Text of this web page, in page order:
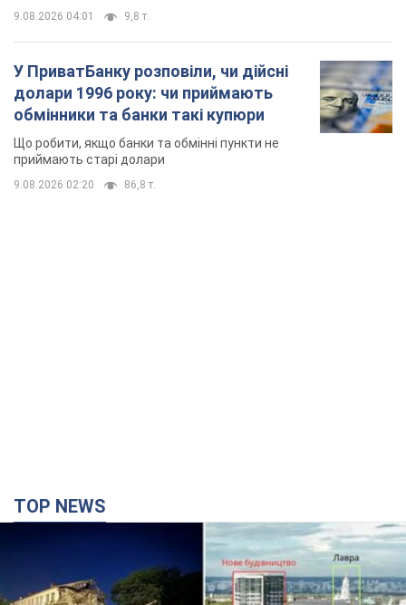
9.08.2026 04:01 9,8 т.
У ПриватБанку розповіли, чи дійсні
долари 1996 року: чи приймають
обмінники та банки такі купюри
Що робити, якщо банки та обмінні пункти не
приймають старі долари
9.08.2026 02:20 86,8 т.
TOP NEWS